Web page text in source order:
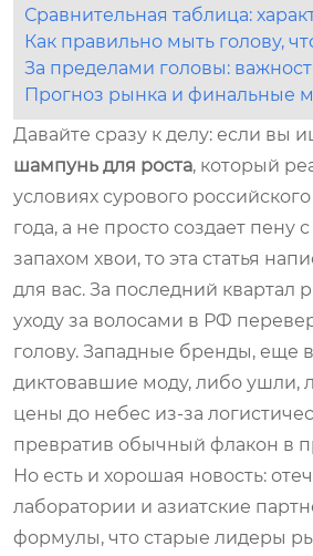
Сравнительная таблица:
Как правильно мыть голову,
За пределами головы:
Прогноз рынка и финальные
Давайте сразу к делу: если вы
шампунь для роста, который
условиях сурового
года, а не просто создает пену
запахом хвои, то эта статья
для вас. За последний квартал
уходу за волосами в РФ
голову. Западные бренды, еще
диктовавшие моду, либо ушли,
цены до небес из-за
превратив обычный флакон в
Но есть и хорошая новость:
лаборатории и азиатские
формулы, что старые лидеры